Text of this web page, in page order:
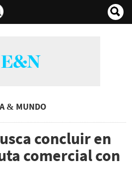
& MUNDO
concluir en
comercial con